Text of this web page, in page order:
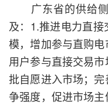
广东省的供给侧
及：1.推进电力直
模，增加参与直购
用户参与直接交易
批自愿进入市场；
争强度，促进市场